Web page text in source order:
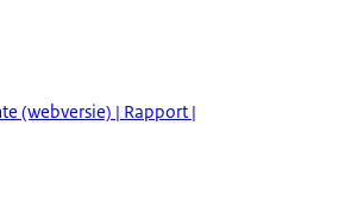
(webversie) | Rapport |